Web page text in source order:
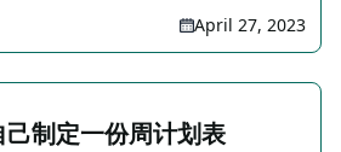
April 27, 2023
制定一份周计划表